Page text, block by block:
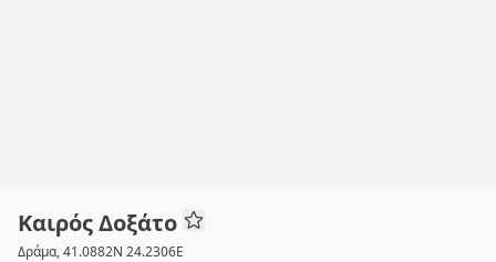
Καιρός Δοξάτο
Δράμα, 41.0882N 24.2306E